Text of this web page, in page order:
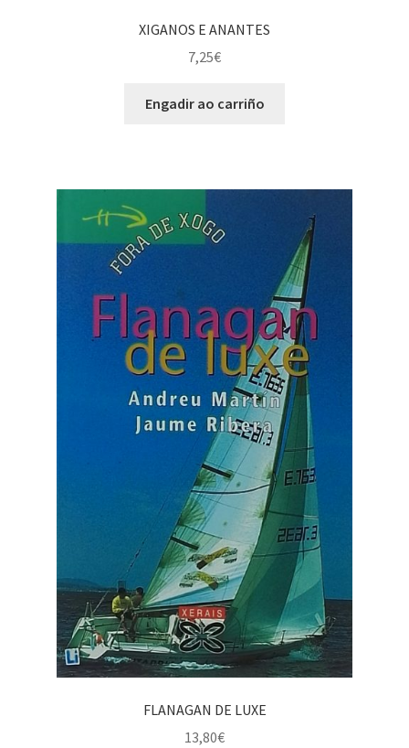
XIGANOS E ANANTES
7,25€
Engadir ao carriño
FLANAGAN DE LUXE
13,80€